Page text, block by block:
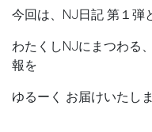
今回は、NJ日記 第１弾
わたくしNJにまつわる
報を
ゆるーく お届けいたし